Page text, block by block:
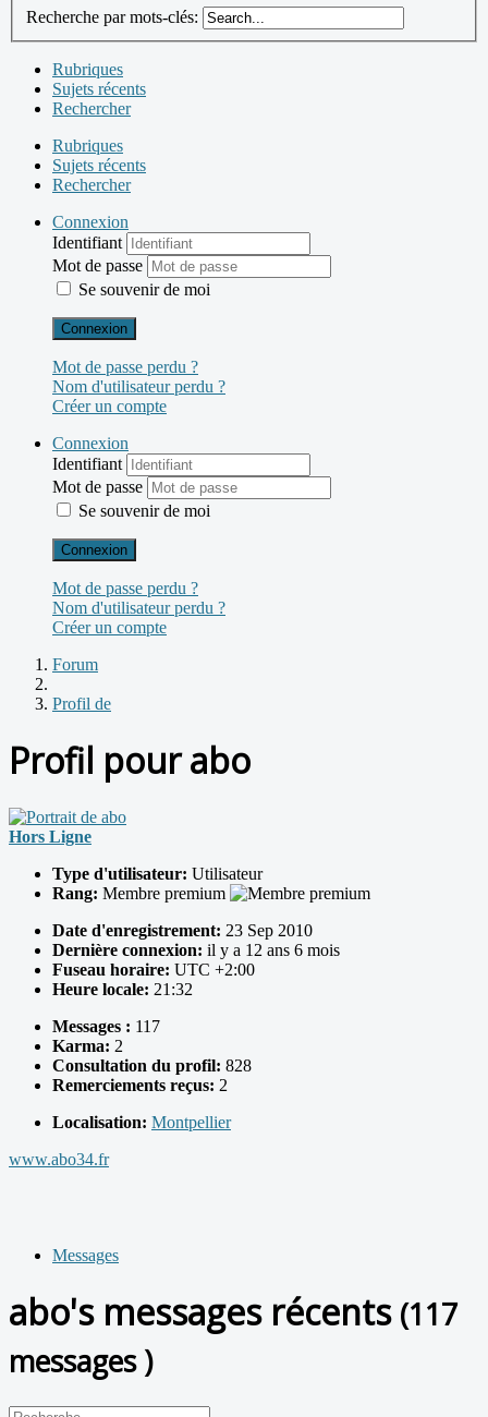
Recherche par mots-clés:
Rubriques
Sujets récents
Rechercher
Rubriques
Sujets récents
Rechercher
Connexion
Identifiant
Mot de passe
Se souvenir de moi
Connexion
Mot de passe perdu ?
Nom d'utilisateur perdu ?
Créer un compte
Connexion
Identifiant
Mot de passe
Se souvenir de moi
Connexion
Mot de passe perdu ?
Nom d'utilisateur perdu ?
Créer un compte
Forum
Profil de
Profil pour abo
Hors Ligne
Type d'utilisateur: Utilisateur
Rang: Membre premium
Date d'enregistrement: 23 Sep 2010
Dernière connexion: il y a 12 ans 6 mois
Fuseau horaire: UTC +2:00
Heure locale: 21:32
Messages : 117
Karma: 2
Consultation du profil: 828
Remerciements reçus: 2
Localisation: Montpellier
www.abo34.fr
Messages
abo's messages récents (117
messages )